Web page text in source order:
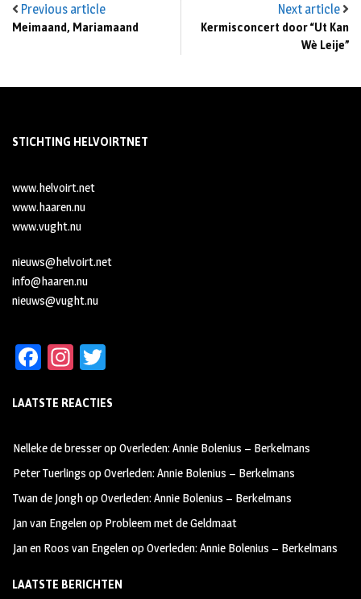
Previous article
Meimaand, Mariamaand
Next article
Kermisconcert door “Ut Kan
Wè Leije”
STICHTING HELVOIRTNET
www.helvoirt.net
www.haaren.nu
www.vught.nu
nieuws@helvoirt.net
info@haaren.nu
nieuws@vught.nu
Fa
b
oo
k
In
ag
m
tt
LAATSTE REACTIES
Nelleke de bresseropOverleden: Annie Bolenius – Berkelmans
Peter Tuerlings opOverleden: Annie Bolenius – Berkelmans
Twan de JonghopOverleden: Annie Bolenius – Berkelmans
Jan van Engelenop Probleem met de Geldmaat
Jan en Roos van EngelenopOverleden: Annie Bolenius – Berkelmans
LAATSTE BERICHTEN